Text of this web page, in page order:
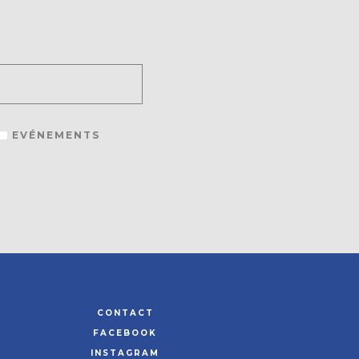
EVÉNEMENTS
CONTACT
FACEBOOK
INSTAGRAM